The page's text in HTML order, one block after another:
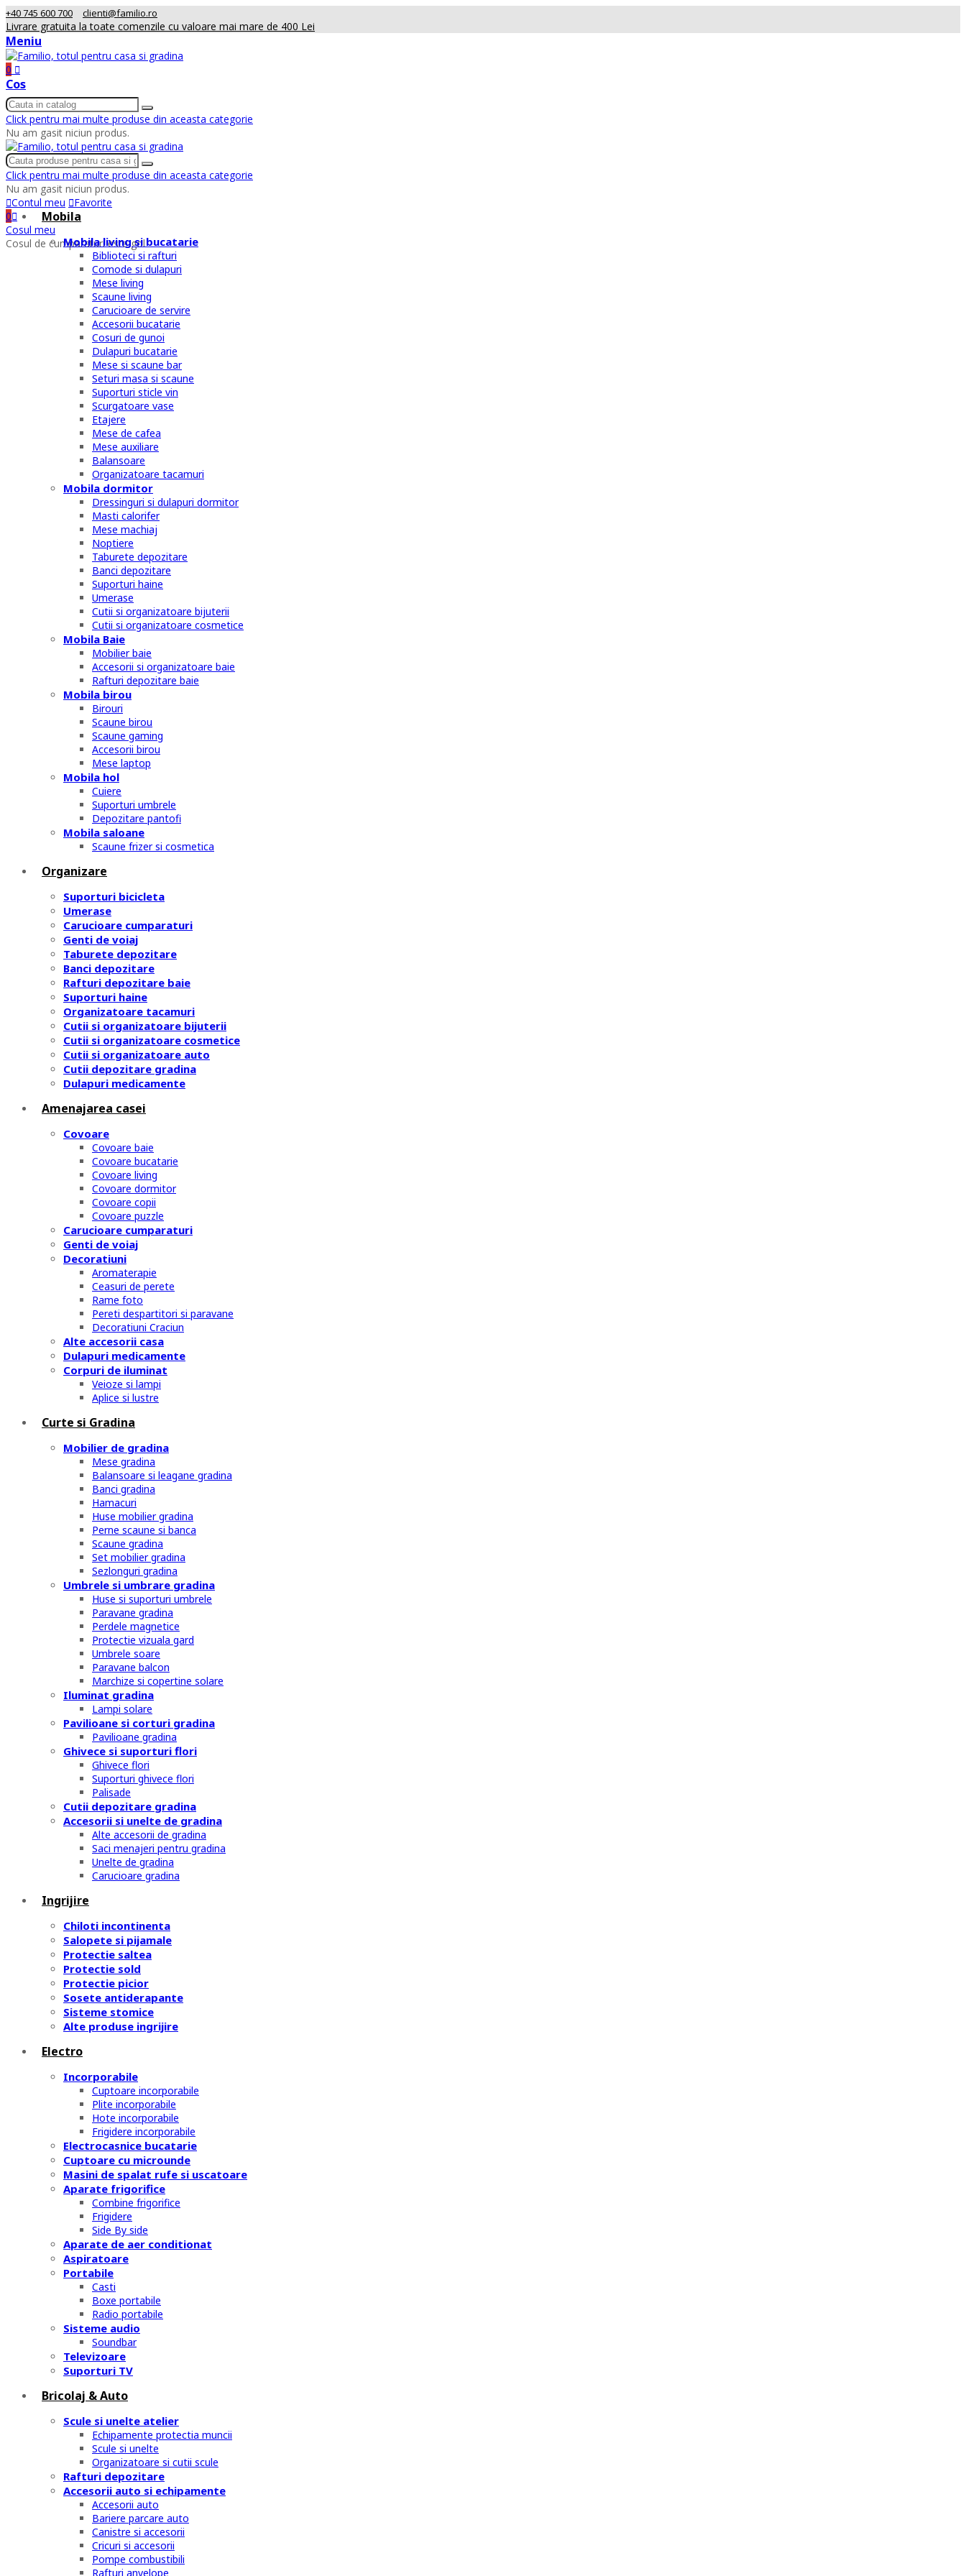
+40 745 600 700 clienti@familio.ro
Livrare gratuita la toate comenzile cu valoare mai mare de 400 Lei
Meniu
0
Cos
Click pentru mai multe produse din aceasta categorie
Nu am gasit niciun produs.
Click pentru mai multe produse din aceasta categorie
Nu am gasit niciun produs.
Contul meu
Favorite
0
Cosul meu
Cosul de cumparaturi este gol
Mobila
Mobila living si bucatarie
Biblioteci si rafturi
Comode si dulapuri
Mese living
Scaune living
Carucioare de servire
Accesorii bucatarie
Cosuri de gunoi
Dulapuri bucatarie
Mese si scaune bar
Seturi masa si scaune
Suporturi sticle vin
Scurgatoare vase
Etajere
Mese de cafea
Mese auxiliare
Balansoare
Organizatoare tacamuri
Mobila dormitor
Dressinguri si dulapuri dormitor
Masti calorifer
Mese machiaj
Noptiere
Taburete depozitare
Banci depozitare
Suporturi haine
Umerase
Cutii si organizatoare bijuterii
Cutii si organizatoare cosmetice
Mobila Baie
Mobilier baie
Accesorii si organizatoare baie
Rafturi depozitare baie
Mobila birou
Birouri
Scaune birou
Scaune gaming
Accesorii birou
Mese laptop
Mobila hol
Cuiere
Suporturi umbrele
Depozitare pantofi
Mobila saloane
Scaune frizer si cosmetica
Organizare
Suporturi bicicleta
Umerase
Carucioare cumparaturi
Genti de voiaj
Taburete depozitare
Banci depozitare
Rafturi depozitare baie
Suporturi haine
Organizatoare tacamuri
Cutii si organizatoare bijuterii
Cutii si organizatoare cosmetice
Cutii si organizatoare auto
Cutii depozitare gradina
Dulapuri medicamente
Amenajarea casei
Covoare
Covoare baie
Covoare bucatarie
Covoare living
Covoare dormitor
Covoare copii
Covoare puzzle
Carucioare cumparaturi
Genti de voiaj
Decoratiuni
Aromaterapie
Ceasuri de perete
Rame foto
Pereti despartitori si paravane
Decoratiuni Craciun
Alte accesorii casa
Dulapuri medicamente
Corpuri de iluminat
Veioze si lampi
Aplice si lustre
Curte si Gradina
Mobilier de gradina
Mese gradina
Balansoare si leagane gradina
Banci gradina
Hamacuri
Huse mobilier gradina
Perne scaune si banca
Scaune gradina
Set mobilier gradina
Sezlonguri gradina
Umbrele si umbrare gradina
Huse si suporturi umbrele
Paravane gradina
Perdele magnetice
Protectie vizuala gard
Umbrele soare
Paravane balcon
Marchize si copertine solare
Iluminat gradina
Lampi solare
Pavilioane si corturi gradina
Pavilioane gradina
Ghivece si suporturi flori
Ghivece flori
Suporturi ghivece flori
Palisade
Cutii depozitare gradina
Accesorii si unelte de gradina
Alte accesorii de gradina
Saci menajeri pentru gradina
Unelte de gradina
Carucioare gradina
Ingrijire
Chiloti incontinenta
Salopete si pijamale
Protectie saltea
Protectie sold
Protectie picior
Sosete antiderapante
Sisteme stomice
Alte produse ingrijire
Electro
Incorporabile
Cuptoare incorporabile
Plite incorporabile
Hote incorporabile
Frigidere incorporabile
Electrocasnice bucatarie
Cuptoare cu microunde
Masini de spalat rufe si uscatoare
Aparate frigorifice
Combine frigorifice
Frigidere
Side By side
Aparate de aer conditionat
Aspiratoare
Portabile
Casti
Boxe portabile
Radio portabile
Sisteme audio
Soundbar
Televizoare
Suporturi TV
Bricolaj & Auto
Scule si unelte atelier
Echipamente protectia muncii
Scule si unelte
Organizatoare si cutii scule
Rafturi depozitare
Accesorii auto si echipamente
Accesorii auto
Bariere parcare auto
Canistre si accesorii
Cricuri si accesorii
Pompe combustibili
Rafturi anvelope